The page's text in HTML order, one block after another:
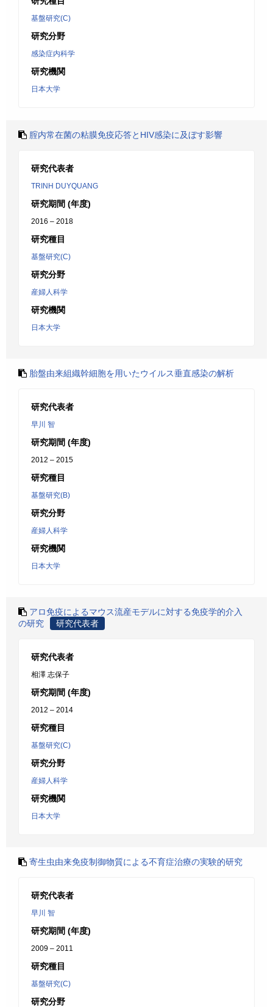
基盤研究(C)
研究分野
感染症内科学
研究機関
日本大学
腟内常在菌の粘膜免疫応答とHIV感染に及ぼす影響
研究代表者
TRINH DUYQUANG
研究期間 (年度)
2016 – 2018
研究種目
基盤研究(C)
研究分野
産婦人科学
研究機関
日本大学
胎盤由来組織幹細胞を用いたウイルス垂直感染の解析
研究代表者
早川 智
研究期間 (年度)
2012 – 2015
研究種目
基盤研究(B)
研究分野
産婦人科学
研究機関
日本大学
アロ免疫によるマウス流産モデルに対する免疫学的介入
の研究
研究代表者
研究代表者
相澤 志保子
研究期間 (年度)
2012 – 2014
研究種目
基盤研究(C)
研究分野
産婦人科学
研究機関
日本大学
寄生虫由来免疫制御物質による不育症治療の実験的研究
研究代表者
早川 智
研究期間 (年度)
2009 – 2011
研究種目
基盤研究(C)
研究分野